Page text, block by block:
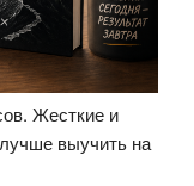
Жесткие и
выучить на